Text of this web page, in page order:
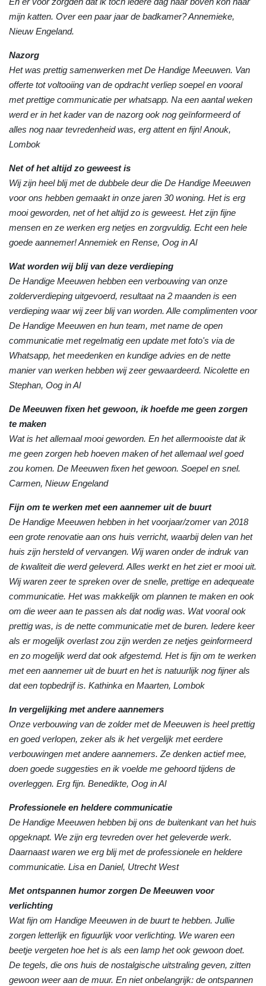
mijn katten. Over een paar jaar de badkamer? Annemieke,
Nieuw Engeland.
Nazorg
Het was prettig samenwerken met De Handige Meeuwen. Van
offerte tot voltooiing van de opdracht verliep soepel en vooral
met prettige communicatie per whatsapp. Na een aantal weken
werd er in het kader van de nazorg ook nog geïnformeerd of
alles nog naar tevredenheid was, erg attent en fijn! Anouk,
Lombok
Net of het altijd zo geweest is
Wij zijn heel blij met de dubbele deur die De Handige Meeuwen
voor ons hebben gemaakt in onze jaren 30 woning. Het is erg
mooi geworden, net of het altijd zo is geweest. Het zijn fijne
mensen en ze werken erg netjes en zorgvuldig. Echt een hele
goede aannemer! Annemiek en Rense, Oog in Al
Wat worden wij blij van deze verdieping
De Handige Meeuwen hebben een verbouwing van onze
zolderverdieping uitgevoerd, resultaat na 2 maanden is een
verdieping waar wij zeer blij van worden. Alle complimenten voor
De Handige Meeuwen en hun team, met name de open
communicatie met regelmatig een update met foto's via de
Whatsapp, het meedenken en kundige advies en de nette
manier van werken hebben wij zeer gewaardeerd. Nicolette en
Stephan, Oog in Al
De Meeuwen fixen het gewoon, ik hoefde me geen zorgen
te maken
Wat is het allemaal mooi geworden. En het allermooiste dat ik
me geen zorgen heb hoeven maken of het allemaal wel goed
zou komen. De Meeuwen fixen het gewoon. Soepel en snel.
Carmen, Nieuw Engeland
Fijn om te werken met een aannemer uit de buurt
De Handige Meeuwen hebben in het voorjaar/zomer van 2018
een grote renovatie aan ons huis verricht, waarbij delen van het
huis zijn hersteld of vervangen. Wij waren onder de indruk van
de kwaliteit die werd geleverd. Alles werkt en het ziet er mooi uit.
Wij waren zeer te spreken over de snelle, prettige en adequeate
communicatie. Het was makkelijk om plannen te maken en ook
om die weer aan te passen als dat nodig was. Wat vooral ook
prettig was, is de nette communicatie met de buren. Iedere keer
als er mogelijk overlast zou zijn werden ze netjes geinformeerd
en zo mogelijk werd dat ook afgestemd. Het is fijn om te werken
met een aannemer uit de buurt en het is natuurlijk nog fijner als
dat een topbedrijf is. Kathinka en Maarten, Lombok
In vergelijking met andere aannemers
Onze verbouwing van de zolder met de Meeuwen is heel prettig
en goed verlopen, zeker als ik het vergelijk met eerdere
verbouwingen met andere aannemers. Ze denken actief mee,
doen goede suggesties en ik voelde me gehoord tijdens de
overleggen. Erg fijn. Benedikte, Oog in Al
Professionele en heldere communicatie
De Handige Meeuwen hebben bij ons de buitenkant van het huis
opgeknapt. We zijn erg tevreden over het geleverde werk.
Daarnaast waren we erg blij met de professionele en heldere
communicatie. Lisa en Daniel, Utrecht West
Met ontspannen humor zorgen De Meeuwen voor
verlichting
Wat fijn om Handige Meeuwen in de buurt te hebben. Jullie
zorgen letterlijk en figuurlijk voor verlichting. We waren een
beetje vergeten hoe het is als een lamp het ook gewoon doet.
De tegels, die ons huis de nostalgische uitstraling geven, zitten
gewoon weer aan de muur. En niet onbelangrijk: de ontspannen